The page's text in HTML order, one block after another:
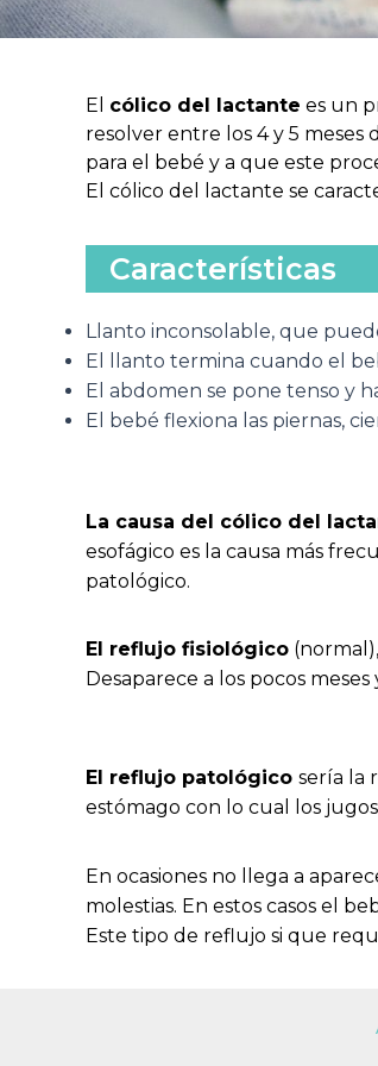
El cólico del lactante es un
resolver entre los 4 y 5 meses
para el bebé y a que este
El cólico del lactante se
Características
Llanto inconsolable, que
El llanto termina cuando el
El abdomen se pone tenso y
El bebé flexiona las piernas,
La causa del cólico del
esofágico es la causa más
patológico.
El reflujo fisiológico
Desaparece a los pocos
El reflujo patológico sería la
estómago con lo cual los
En ocasiones no llega a
molestias. En estos casos el
Este tipo de reflujo si que